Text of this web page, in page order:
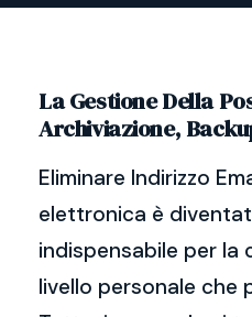
La Gestione Della
Archiviazione,
Eliminare Indirizzo
elettronica è
indispensabile per la
livello personale che